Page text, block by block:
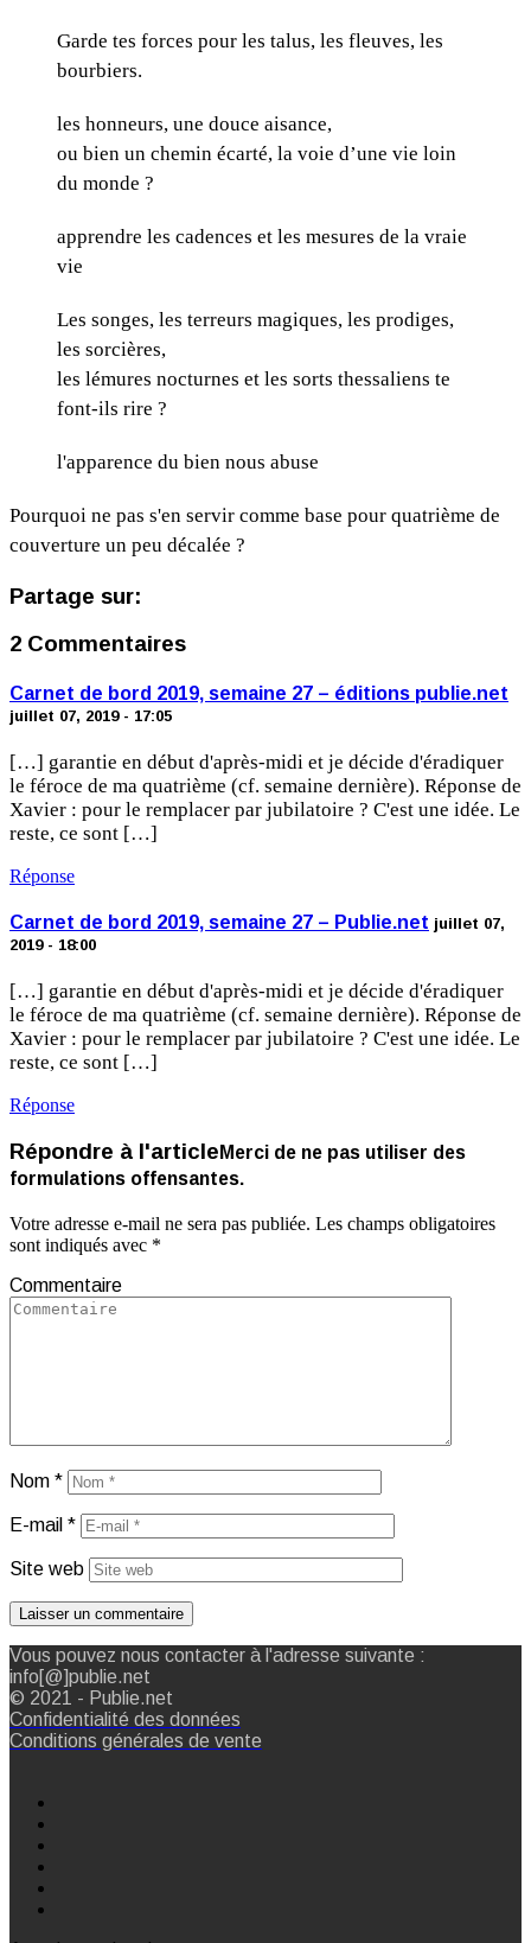
Garde tes forces pour les talus, les fleuves, les
bourbiers.
les honneurs, une douce aisance,
ou bien un chemin écarté, la voie d’une vie loin
du monde ?
apprendre les cadences et les mesures de la vraie
vie
Les songes, les terreurs magiques, les prodiges,
les sorcières,
les lémures nocturnes et les sorts thessaliens te
font-ils rire ?
l'apparence du bien nous abuse
Pourquoi ne pas s'en servir comme base pour quatrième de
couverture un peu décalée ?
Partage sur:
2 Commentaires
Carnet de bord 2019, semaine 27 – éditions publie.net
juillet 07, 2019 - 17:05
[…] garantie en début d'après-midi et je décide d'éradiquer
le féroce de ma quatrième (cf. semaine dernière). Réponse de
Xavier : pour le remplacer par jubilatoire ? C'est une idée. Le
reste, ce sont […]
Réponse
Carnet de bord 2019, semaine 27 – Publie.net juillet 07,
2019 - 18:00
[…] garantie en début d'après-midi et je décide d'éradiquer
le féroce de ma quatrième (cf. semaine dernière). Réponse de
Xavier : pour le remplacer par jubilatoire ? C'est une idée. Le
reste, ce sont […]
Réponse
Répondre à l'article Merci de ne pas utiliser des
formulations offensantes.
Votre adresse e-mail ne sera pas publiée. Les champs obligatoires
sont indiqués avec *
Commentaire
Nom *
E-mail *
Site web
Vous pouvez nous contacter à l'adresse suivante :
info[@]publie.net
© 2021 - Publie.net
Confidentialité des données
Conditions générales de vente